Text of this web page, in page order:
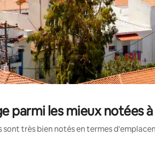
parmi les mieux notées
sont très bien notés en termes